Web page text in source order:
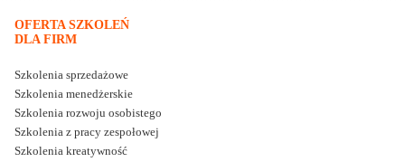
OFERTA SZKOLEŃ
DLA FIRM
Szkolenia sprzedażowe
Szkolenia menedżerskie
Szkolenia rozwoju osobistego
Szkolenia z pracy zespołowej
Szkolenia kreatywność